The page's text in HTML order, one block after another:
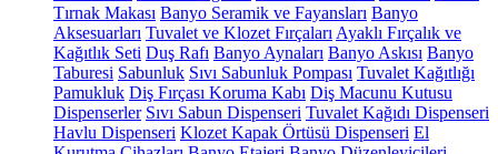
Tırnak Makası Banyo Seramik ve Fayansları Banyo
Aksesuarları Tuvalet ve Klozet Fırçaları Ayaklı Fırçalık ve
Kağıtlık Seti Duş Rafı Banyo Aynaları Banyo Askısı Banyo
Taburesi Sabunluk Sıvı Sabunluk Pompası Tuvalet Kağıtlığı
Pamukluk Diş Fırçası Koruma Kabı Diş Macunu Kutusu
Dispenserler Sıvı Sabun Dispenseri Tuvalet Kağıdı Dispenseri
Havlu Dispenseri Klozet Kapak Örtüsü Dispenseri El